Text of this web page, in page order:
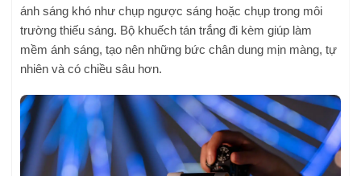
ánh sáng khó như chụp ngược sáng hoặc chụp trong môi
trường thiếu sáng. Bộ khuếch tán trắng đi kèm giúp làm
mềm ánh sáng, tạo nên những bức chân dung mịn màng, tự
nhiên và có chiều sâu hơn.